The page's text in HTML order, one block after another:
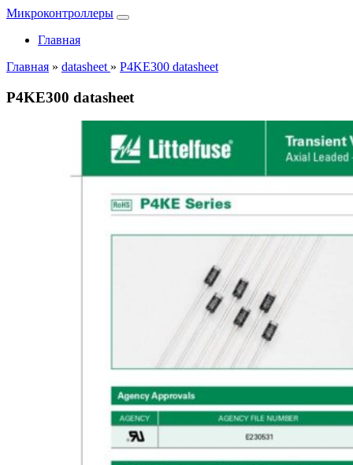
Микроконтроллеры
Главная
Главная » datasheet » P4KE300 datasheet
P4KE300 datasheet